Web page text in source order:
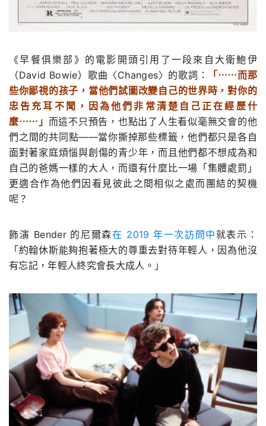
《早餐俱樂部》的電影開頭引用了一段來自大衛鮑伊
（David Bowie）歌曲〈Changes〉的歌詞：
「⋯⋯而那
些你鄙視的孩子，當他們試圖改變自己的世界時，對你的
忠告充耳不聞，因為他們非常清楚自己正在經歷什
麼⋯⋯」 而這不只預告，也點出了人生看似毫無交會的他
們之間的共同點——當你撕掉那些標籤，他們都只是各自
面對著家庭煩惱與創傷的青少年，而且他們都不想成為和
自己的爸媽一樣的大人，而還有什麼比一場「集體處罰」
更適合作為他們因看見彼此之間相似之處而團結的契機
呢？
飾演 Bender 的尼爾森在 2019 年一次訪問中就表示：
「約翰休斯能夠抱著極大的尊重去對待年輕人，因為他沒
有忘記，年輕人終究會長大成人。」